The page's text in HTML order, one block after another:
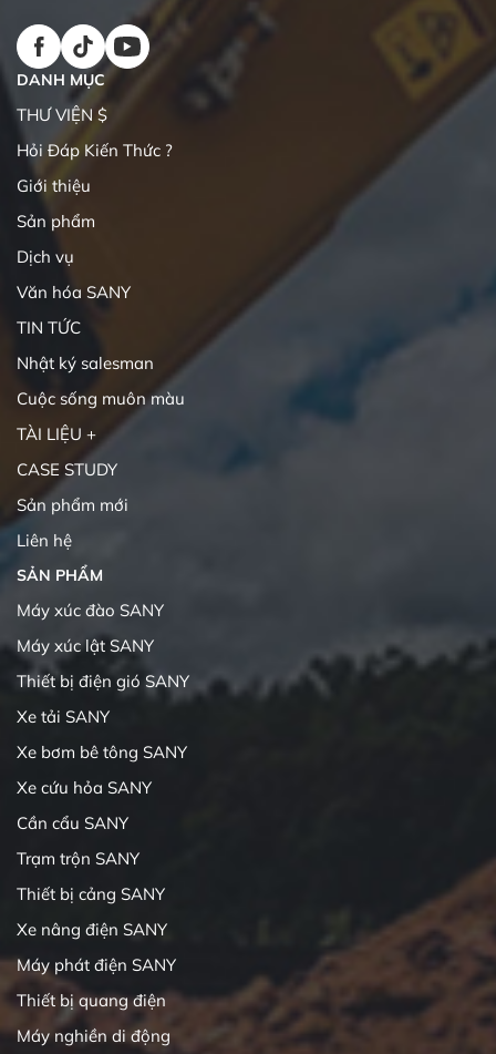
DANH MỤC
THƯ VIỆN $
Hỏi Đáp Kiến Thức ?
Giới thiệu
Sản phẩm
Dịch vụ
Văn hóa SANY
TIN TỨC
Nhật ký salesman
Cuộc sống muôn màu
TÀI LIỆU +
CASE STUDY
Sản phẩm mới
Liên hệ
SẢN PHẨM
Máy xúc đào SANY
Máy xúc lật SANY
Thiết bị điện gió SANY
Xe tải SANY
Xe bơm bê tông SANY
Xe cứu hỏa SANY
Cần cẩu SANY
Trạm trộn SANY
Thiết bị cảng SANY
Xe nâng điện SANY
Máy phát điện SANY
Thiết bị quang điện
Máy nghiền di động